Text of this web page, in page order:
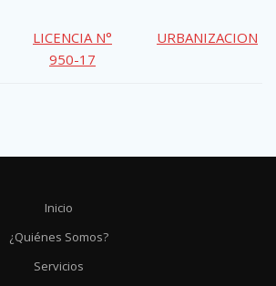
LICENCIA N°
950-17
URBANIZACION
Inicio
¿Quiénes Somos?
Servicios